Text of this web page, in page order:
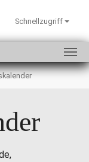
Schnellzugriff